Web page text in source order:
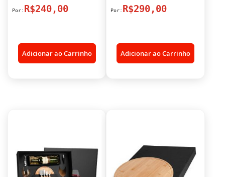
R$240,00
Adicionar ao Carrinho
R$290,00
Adicionar ao Carrinho